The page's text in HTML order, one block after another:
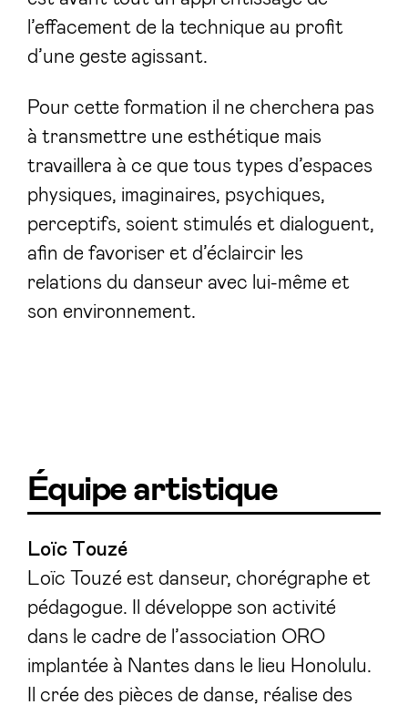
l’effacement de la technique au profit
d’une geste agissant.
Pour cette formation il ne cherchera pas
à transmettre une esthétique mais
travaillera à ce que tous types d’espaces
physiques, imaginaires, psychiques,
perceptifs, soient stimulés et dialoguent,
afin de favoriser et d’éclaircir les
relations du danseur avec lui-même et
son environnement.
Équipe artistique
Loïc Touzé
Loïc Touzé est danseur, chorégraphe et
pédagogue. Il développe son activité
dans le cadre de l’association ORO
implantée à Nantes dans le lieu Honolulu.
Il crée des pièces de danse, réalise des